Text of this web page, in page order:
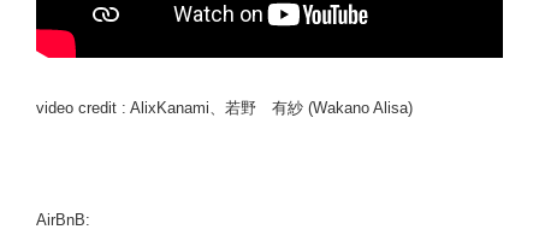
video credit : AlixKanami、若野 有紗 (Wakano Alisa)
AirBnB: